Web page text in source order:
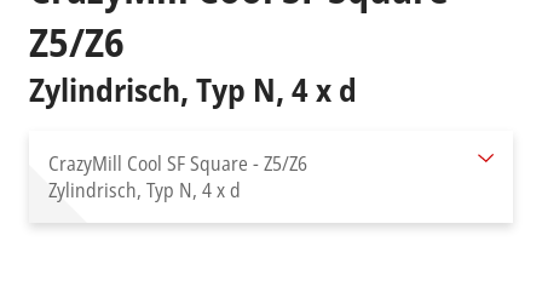
Z5/Z6
Zylindrisch, Typ N, 4 x d
CrazyMill Cool SF Square - Z5/Z6
Zylindrisch, Typ N, 4 x d